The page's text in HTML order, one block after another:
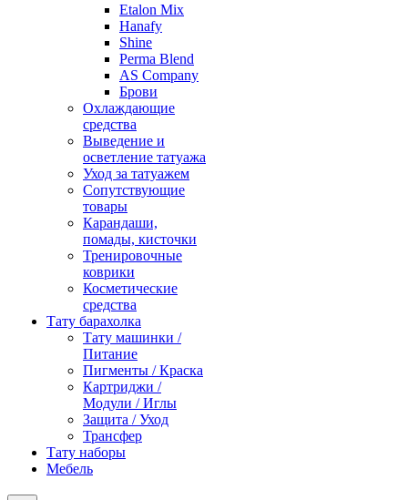
Etalon Mix
Hanafy
Shine
Perma Blend
AS Company
Брови
Охлаждающие
средства
Выведение и
осветление татуажа
Уход за татуажем
Сопутствующие
товары
Карандаши,
помады, кисточки
Тренировочные
коврики
Косметические
средства
Тату барахолка
Тату машинки /
Питание
Пигменты / Краска
Картриджи /
Модули / Иглы
Защита / Уход
Трансфер
Тату наборы
Мебель